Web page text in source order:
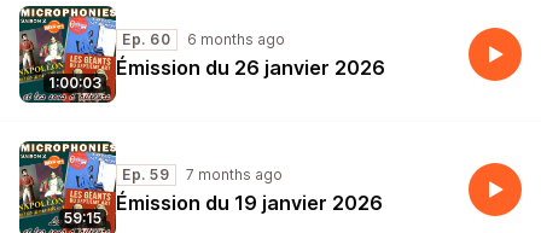
1:00:03
Ep. 60 6 months ago
Émission du 26 janvier 2026
59:15
Ep. 59 7 months ago
Émission du 19 janvier 2026